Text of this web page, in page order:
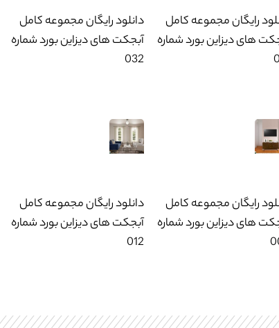
رایگان مجموعه کامل
های دیزاین بورد شماره
دانلود رایگان مجموعه کامل
آبجکت های دیزاین بورد شماره
032
رایگان مجموعه کامل
های دیزاین بورد شماره
دانلود رایگان مجموعه کامل
آبجکت های دیزاین بورد شماره
012